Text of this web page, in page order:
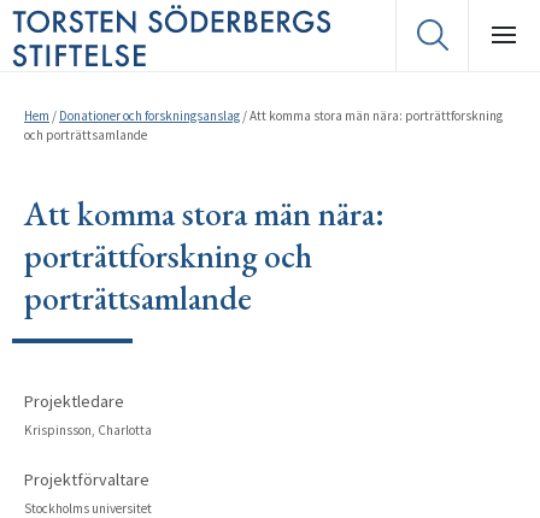
Hem / Donationer och forskningsanslag /Att komma stora män nära: porträttforskning
och porträttsamlande
Att komma stora män nära:
porträttforskning och
porträttsamlande
Projektledare
Krispinsson, Charlotta
Projektförvaltare
Stockholms universitet